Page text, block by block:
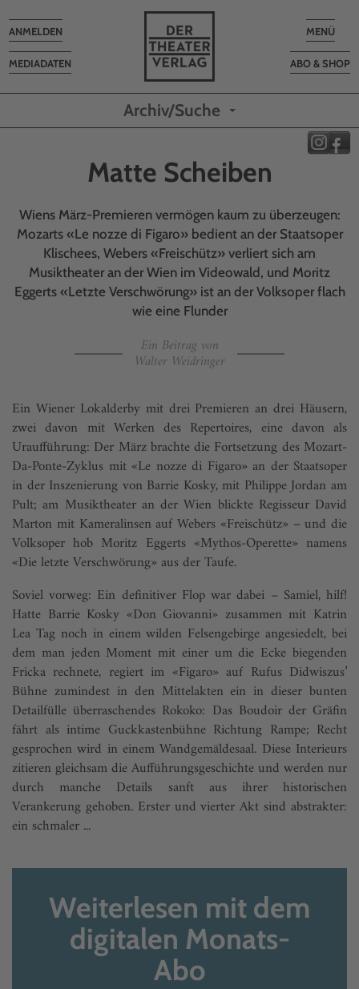
Toggle
MENÜ
ABO & SHOP
MEDIADATEN
Toggle
navigation
ANMELDEN
Archiv/Suche
Matte Scheiben
Wiens März-Premieren vermögen kaum zu überzeugen:
Mozarts «Le nozze di Figaro» bedient an der Staatsoper
Klischees, Webers «Freischütz» verliert sich am
Musiktheater an der Wien im Videowald, und Moritz
Eggerts «Letzte Verschwörung» ist an der Volksoper flach
wie eine Flunder
Ein Beitrag von
Walter Weidringer
Ein Wiener Lokalderby mit drei Premieren an drei Häusern,
zwei davon mit Werken des Repertoires, eine davon als
Uraufführung: Der März brachte die Fortsetzung des Mozart-
Da-Ponte-Zyklus mit «Le nozze di Figaro» an der Staatsoper
in der Inszenierung von Barrie Kosky, mit Philippe Jordan am
Pult; am Musiktheater an der Wien blickte Regisseur David
Marton mit Kameralinsen auf Webers «Freischütz» – und die
Volksoper hob Moritz Eggerts «Mythos-Operette» namens
«Die letzte Verschwörung» aus der Taufe.
Soviel vorweg: Ein definitiver Flop war dabei – Samiel, hilf!
Hatte Barrie Kosky «Don Giovanni» zusammen mit Katrin
Lea Tag noch in einem wilden Felsengebirge angesiedelt, bei
dem man jeden Moment mit einer um die Ecke biegenden
Fricka rechnete, regiert im «Figaro» auf Rufus Didwiszus’
Bühne zumindest in den Mittelakten ein in dieser bunten
Detailfülle überraschendes Rokoko: Das Boudoir der Gräfin
fährt als intime Guckkastenbühne Richtung Rampe; Recht
gesprochen wird in einem Wandgemäldesaal. Diese Interieurs
zitieren gleichsam die Aufführungsgeschichte und werden nur
durch manche Details sanft aus ihrer historischen
Verankerung gehoben. Erster und vierter Akt sind abstrakter:
ein schmaler ...
Weiterlesen mit dem
digitalen Monats-
Abo